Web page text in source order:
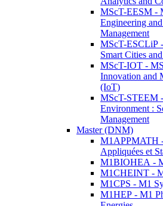
MScT-EESM -
Engineering
Management
MScT-ESCLiP
Smart Cities
MScT-IOT -
Innovation and
(IoT)
MScT-STEEM
Environment :
Management
Master (DNM)
M1APPMATH
Appliquées et
M1BIOHEA -
M1CHEINT -
M1CPS - M1
M1HEP - M1